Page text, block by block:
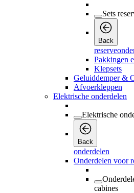
Sets
Back
Pakkingen
Klepsets
Geluiddemper &
Afvoerkleppen
Elektrische onderdelen
Elektrische
Back
onderdelen
Onderdelen voor
cabines